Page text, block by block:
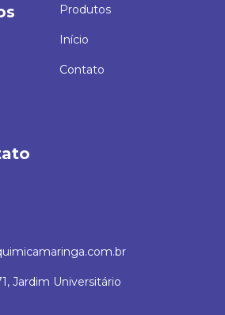
Produtos
Início
Contato
Jardim Universitário